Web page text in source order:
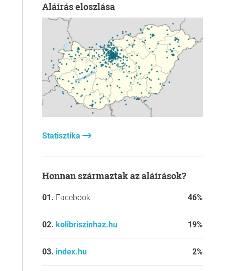
Aláírás eloszlása
Statisztika
Honnan származtak az aláírások?
Facebook 46%
kolibriszinhaz.hu 19%
index.hu 2%